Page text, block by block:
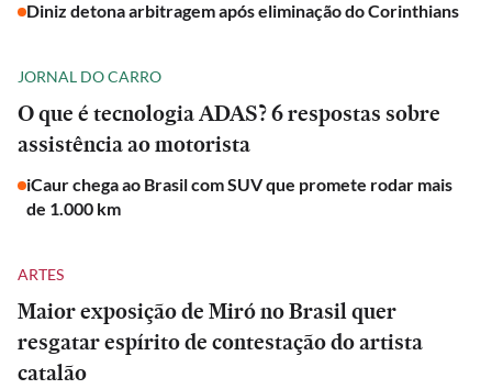
Diniz detona arbitragem após eliminação do Corinthians
JORNAL DO CARRO
O que é tecnologia ADAS? 6 respostas sobre
assistência ao motorista
iCaur chega ao Brasil com SUV que promete rodar mais
de 1.000 km
ARTES
Maior exposição de Miró no Brasil quer
resgatar espírito de contestação do artista
catalão